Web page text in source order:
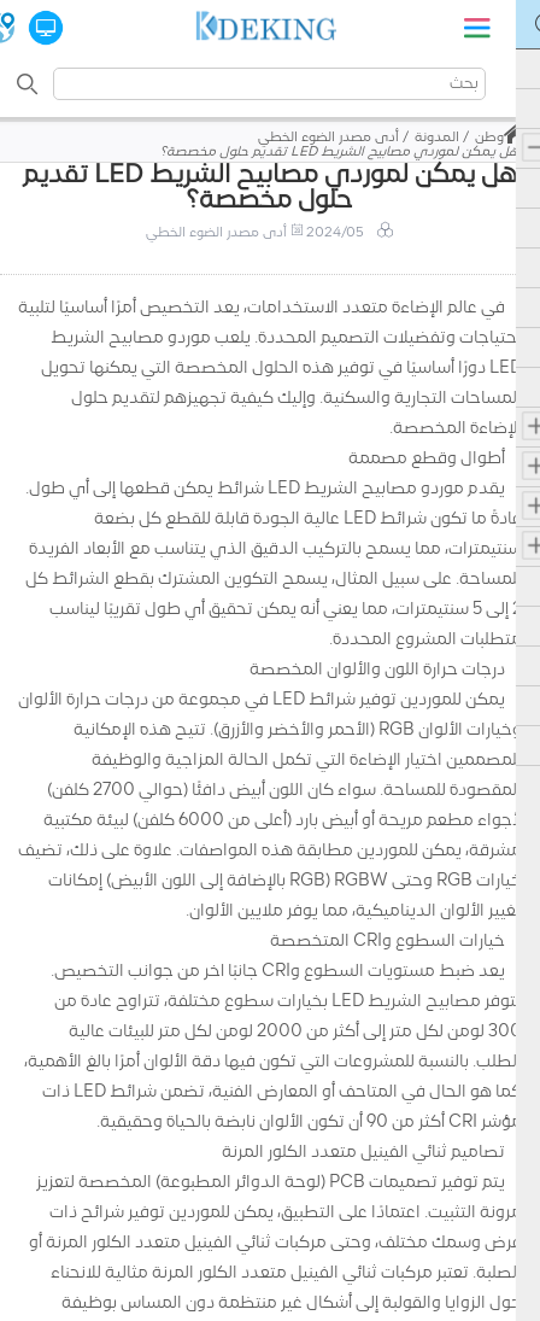
وطن المدونة
أدى مصدر الضوء الخطي
هل يمكن لموردي مصابيح الشريط LED تقديم حلول مخصصة؟
هل يمكن لموردي مصابيح الشريط LED تقديم
حلول مخصصة؟
2024/05 أدى مصدر الضوء الخطي
في عالم الإضاءة متعدد الاستخدامات، يعد التخصيص أمرًا أساسيًا لتلبية
احتياجات وتفضيلات التصميم المحددة. يلعب موردو مصابيح الشريط
LED دورًا أساسيًا في توفير هذه الحلول المخصصة التي يمكنها تحويل
المساحات التجارية والسكنية. وإليك كيفية تجهيزهم لتقديم حلول
الإضاءة المخصصة.
أطوال وقطع مصممة
يقدم موردو مصابيح الشريط LED شرائط يمكن قطعها إلى أي طول.
عادةً ما تكون شرائط LED عالية الجودة قابلة للقطع كل بضعة
سنتيمترات، مما يسمح بالتركيب الدقيق الذي يتناسب مع الأبعاد الفريدة
للمساحة. على سبيل المثال، يسمح التكوين المشترك بقطع الشرائط كل
2 إلى 5 سنتيمترات، مما يعني أنه يمكن تحقيق أي طول تقريبًا ليناسب
متطلبات المشروع المحددة.
درجات حرارة اللون والألوان المخصصة
يمكن للموردين توفير شرائط LED في مجموعة من درجات حرارة الألوان
وخيارات الألوان RGB (الأحمر والأخضر والأزرق). تتيح هذه الإمكانية
للمصممين اختيار الإضاءة التي تكمل الحالة المزاجية والوظيفة
المقصودة للمساحة. سواء كان اللون أبيض دافئًا (حوالي 2700 كلفن)
لأجواء مطعم مريحة أو أبيض بارد (أعلى من 6000 كلفن) لبيئة مكتبية
مشرقة، يمكن للموردين مطابقة هذه المواصفات. علاوة على ذلك، تضيف
خيارات RGB وحتى RGBW (RGB بالإضافة إلى اللون الأبيض) إمكانات
تغيير الألوان الديناميكية، مما يوفر ملايين الألوان.
خيارات السطوع وCRI المتخصصة
يعد ضبط مستويات السطوع وCRI جانبًا آخر من جوانب التخصيص.
تتوفر مصابيح الشريط LED بخيارات سطوع مختلفة، تتراوح عادة من
300 لومن لكل متر إلى أكثر من 2000 لومن لكل متر للبيئات عالية
الطلب. بالنسبة للمشروعات التي تكون فيها دقة الألوان أمرًا بالغ الأهمية،
كما هو الحال في المتاحف أو المعارض الفنية، تضمن شرائط LED ذات
مؤشر CRI أكثر من 90 أن تكون الألوان نابضة بالحياة وحقيقية.
تصاميم ثنائي الفينيل متعدد الكلور المرنة
يتم توفير تصميمات PCB (لوحة الدوائر المطبوعة) المخصصة لتعزيز
مرونة التثبيت. اعتمادًا على التطبيق، يمكن للموردين توفير شرائح ذات
عرض وسمك مختلف، وحتى مركبات ثنائي الفينيل متعدد الكلور المرنة أو
الصلبة. تعتبر مركبات ثنائي الفينيل متعدد الكلور المرنة مثالية للانحناء
حول الزوايا والقولبة إلى أشكال غير منتظمة دون المساس بوظيفة